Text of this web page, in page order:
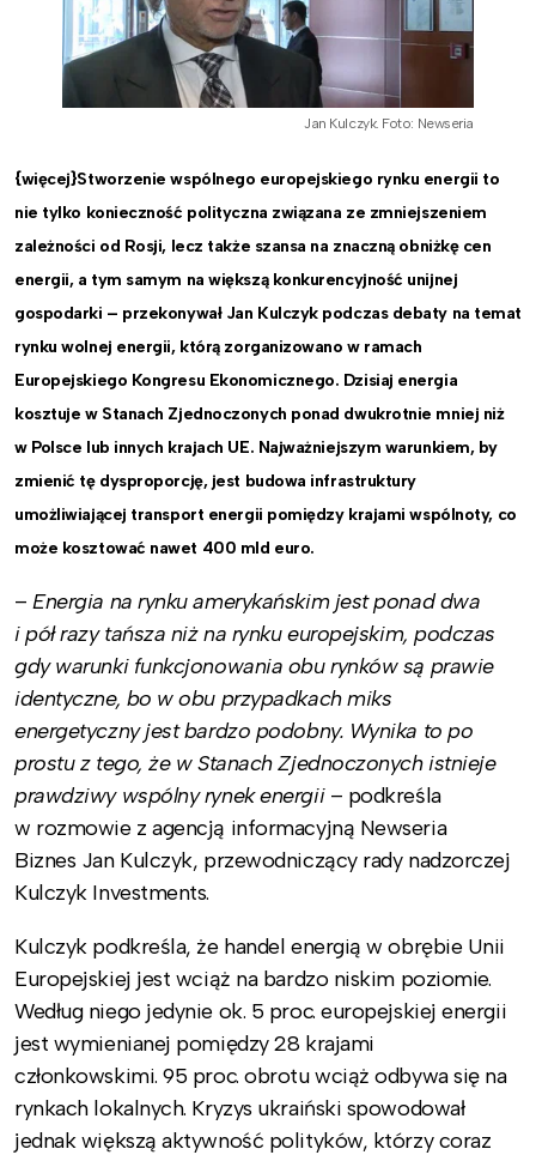
Jan Kulczyk. Foto: Newseria
{więcej}Stworzenie wspólnego europejskiego rynku energii to
nie tylko konieczność polityczna związana ze zmniejszeniem
zależności od Rosji, lecz także szansa na znaczną obniżkę cen
energii, a tym samym na większą konkurencyjność unijnej
gospodarki – przekonywał Jan Kulczyk podczas debaty na temat
rynku wolnej energii, którą zorganizowano w ramach
Europejskiego Kongresu Ekonomicznego. Dzisiaj energia
kosztuje w Stanach Zjednoczonych ponad dwukrotnie mniej niż
w Polsce lub innych krajach UE. Najważniejszym warunkiem, by
zmienić tę dysproporcję, jest budowa infrastruktury
umożliwiającej transport energii pomiędzy krajami wspólnoty, co
może kosztować nawet 400 mld euro.
–Energia na rynku amerykańskim jest ponad dwa
i pół razy tańsza niż na rynku europejskim, podczas
gdy warunki funkcjonowania obu rynków są prawie
identyczne, bo w obu przypadkach miks
energetyczny jest bardzo podobny. Wynika to po
prostu z tego, że w Stanach Zjednoczonych istnieje
prawdziwy wspólny rynek energii– podkreśla
w rozmowie z agencją informacyjną Newseria
Biznes Jan Kulczyk, przewodniczący rady nadzorczej
Kulczyk Investments.
Kulczyk podkreśla, że handel energią w obrębie Unii
Europejskiej jest wciąż na bardzo niskim poziomie.
Według niego jedynie ok. 5 proc. europejskiej energii
jest wymienianej pomiędzy 28 krajami
członkowskimi. 95 proc. obrotu wciąż odbywa się na
rynkach lokalnych. Kryzys ukraiński spowodował
jednak większą aktywność polityków, którzy coraz